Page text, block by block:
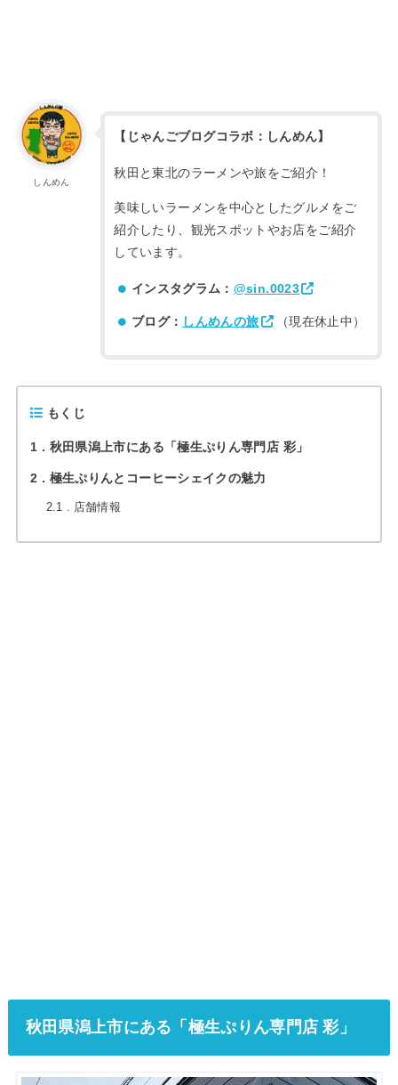
しんめん
【じゃんごブログコラボ：しんめん】
秋田と東北のラーメンや旅をご紹介！
美味しいラーメンを中心としたグルメをご
紹介したり、観光スポットやお店をご紹介
しています。
インスタグラム： @sin.0023
ブログ： しんめんの旅 （現在休止中）
もくじ
1 秋田県潟上市にある「極生ぷりん専門店 彩」
2 極生ぷりんとコーヒーシェイクの魅力
2.1 店舗情報
秋田県潟上市にある「極生ぷりん専門店 彩」